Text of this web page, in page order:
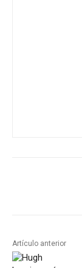
Artículo anterior